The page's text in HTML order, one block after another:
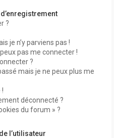
?
je n’y parviens pas !
pas me connecter !
?
mais je ne peux plus me
déconnecté ?
du forum » ?
l’utilisateur